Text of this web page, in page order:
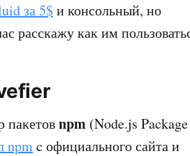
за 5$ и консольный, но
расскажу как им
пакетовnpm (Node.js Package
npmc официального сайта и